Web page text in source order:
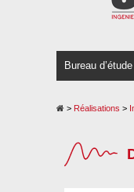
Bureau
> Réalisations >